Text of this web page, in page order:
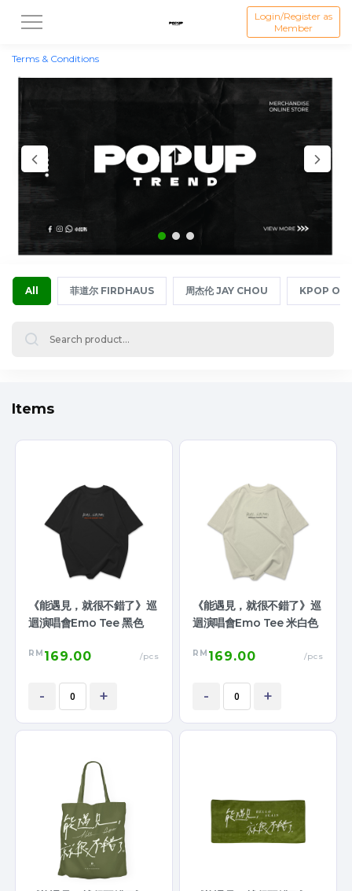
Login/Register as
Member
Terms & Conditions
All 菲道尔 FIRDHAUS 周杰伦 JAY CHOU KPOP
Items
《能遇見，就很不錯了》巡
迴演唱會Emo Tee 黑色
RM 169.00 /pcs
- +
《能遇見，就很不錯了》巡
迴演唱會Emo Tee 米白色
RM 169.00 /pcs
- +